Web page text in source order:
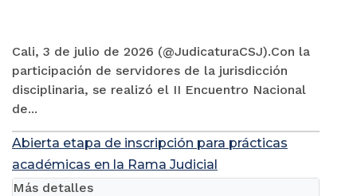
Cali, 3 de julio de 2026 (@JudicaturaCSJ).Con la
participación de servidores de la jurisdicción
disciplinaria, se realizó el II Encuentro Nacional
de...
Abierta etapa de inscripción para prácticas
académicas en la Rama Judicial
Más detalles